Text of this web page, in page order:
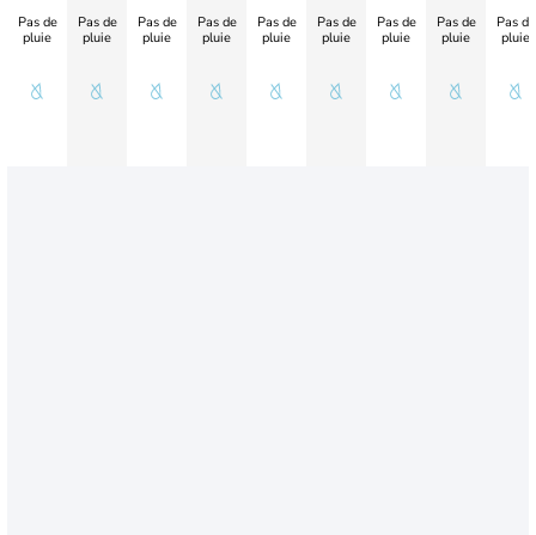
Pas de
pluie
Pas de
pluie
Pas de
pluie
Pas de
pluie
Pas de
pluie
Pas de
pluie
Pas de
pluie
Pas de
pluie
Pas de
pluie